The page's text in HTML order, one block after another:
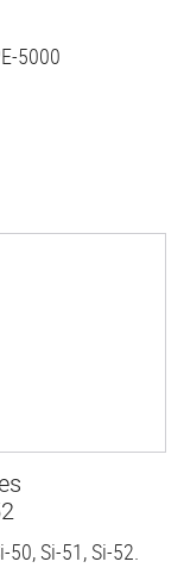
5000
Si-51, Si-52.